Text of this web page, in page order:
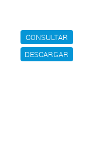
CONSULTAR
DESCARGAR